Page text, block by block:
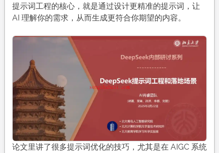
提示词工程的核心，就是通过设计更精准的提示词，让
AI 理解你的需求，从而生成更符合你期望的内容。
论文里讲了很多提示词优化的技巧，尤其是在 AIGC 系统